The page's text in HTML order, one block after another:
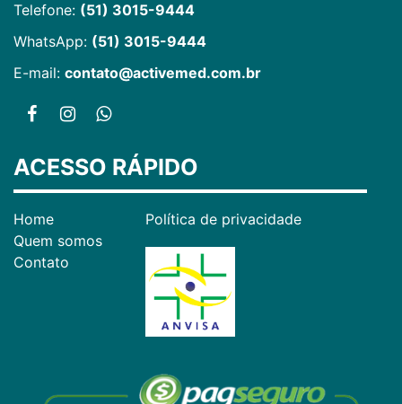
Telefone: (51) 3015-9444
WhatsApp: (51) 3015-9444
E-mail: contato@activemed.com.br
ACESSO RÁPIDO
Home
Quem somos
Contato
Política de privacidade